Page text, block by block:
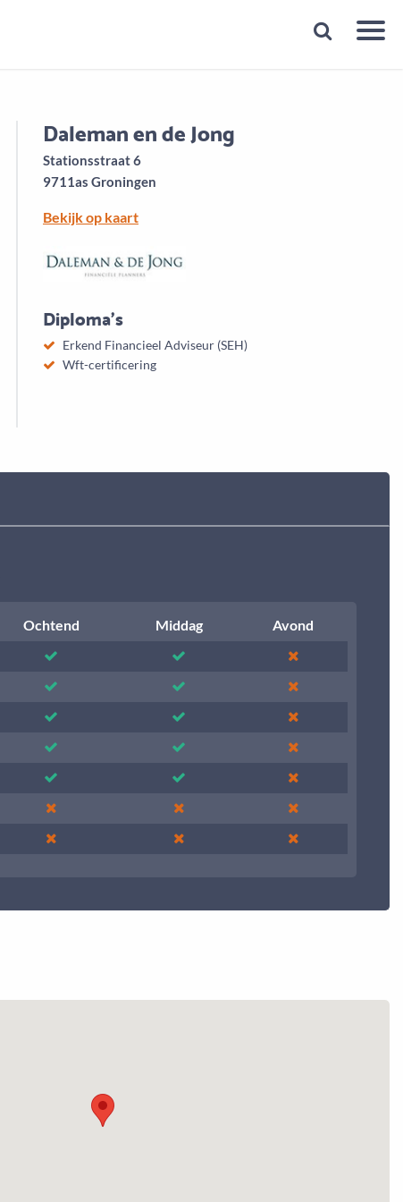
Plan een gratis 1e gesprek binnen 1 minuut
Daleman en de Jong
Stationsstraat 6
9711as Groningen
Bekijk op kaart
Diploma's
Erkend Financieel Adviseur (SEH)
Wft-certificering
Ochtend Middag
Avond